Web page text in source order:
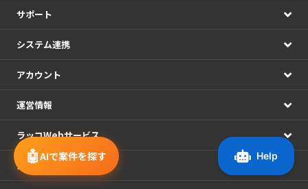
🤖AIで案件を探す
サポート
システム連携
アカウント
運営情報
ラッコWebサービス
メディア